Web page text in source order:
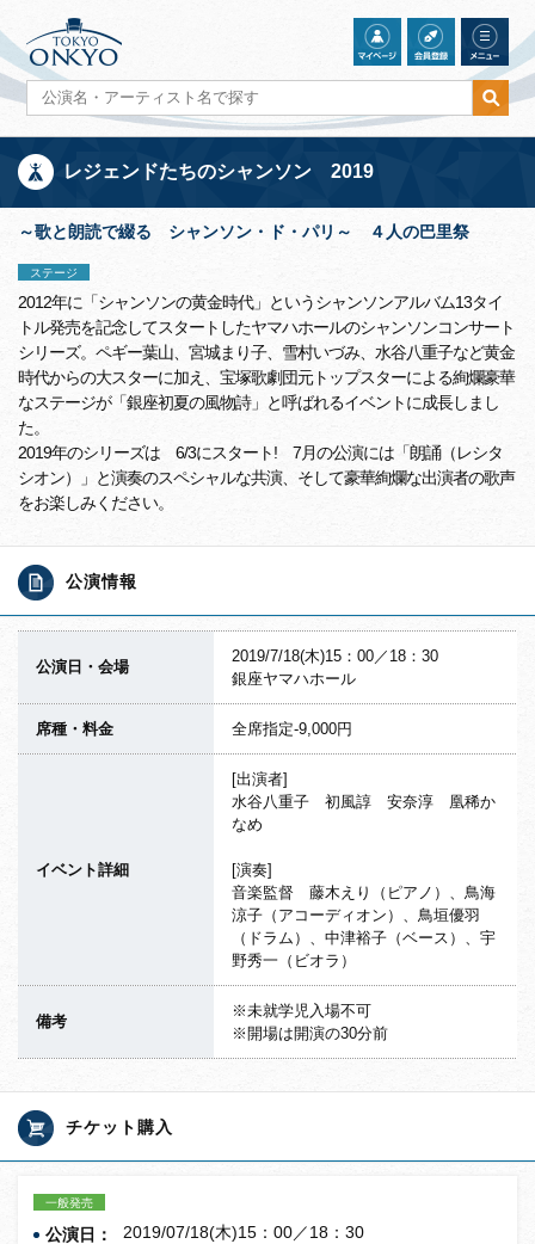
レジェンドたちのシャンソン 2019
～歌と朗読で綴る シャンソン・ド・パリ～ ４人の巴里祭
ステージ
2012年に「シャンソンの黄金時代」というシャンソンアルバム13タイ
トル発売を記念してスタートしたヤマハホールのシャンソンコンサート
シリーズ。ペギー葉山、宮城まり子、雪村いづみ、水谷八重子など黄金
時代からの大スターに加え、宝塚歌劇団元トップスターによる絢爛豪華
なステージが「銀座初夏の風物詩」と呼ばれるイベントに成長しまし
た。
2019年のシリーズは 6/3にスタート! 7月の公演には「朗誦（レシタ
シオン）」と演奏のスペシャルな共演、そして豪華絢爛な出演者の歌声
をお楽しみください。
公演情報
公演日・会場
2019/7/18(木)15：00／18：30
銀座ヤマハホール
席種・料金 全席指定-9,000円
イベント詳細
[出演者]
水谷八重子 初風諄 安奈淳 凰稀か
なめ
[演奏]
音楽監督 藤木えり（ピアノ）、鳥海
涼子（アコーディオン）、鳥垣優羽
（ドラム）、中津裕子（ベース）、宇
野秀一（ビオラ）
備考
※未就学児入場不可
※開場は開演の30分前
チケット購入
一般発売
公演日：
2019/07/18(木)15：00／18：30